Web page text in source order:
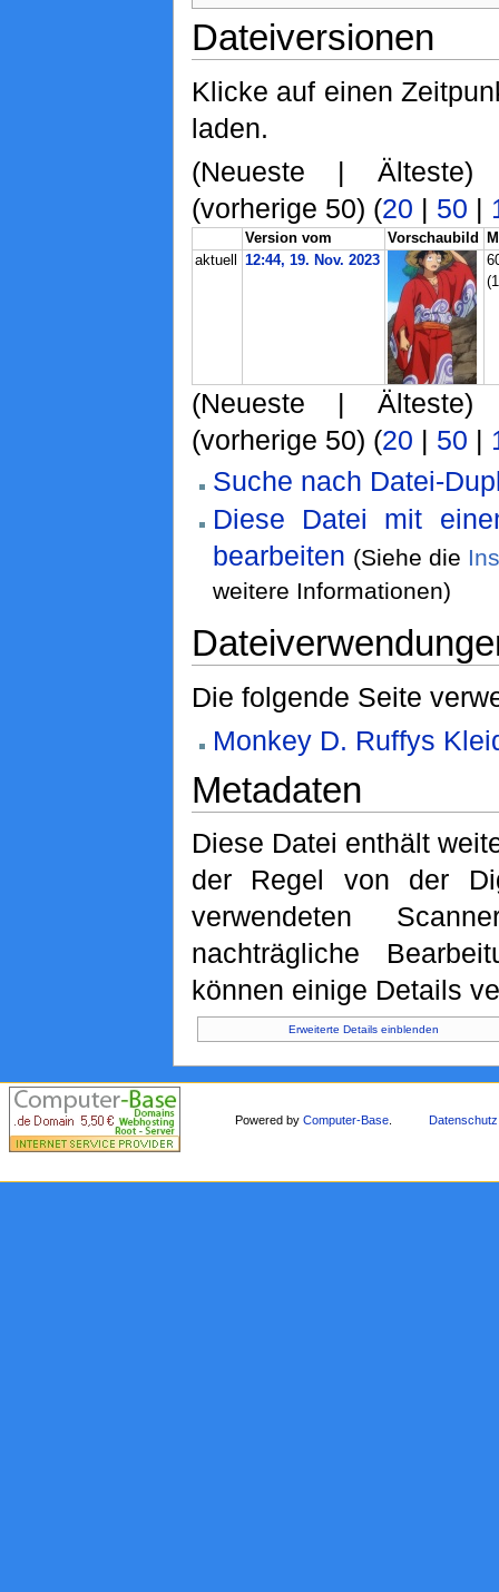
Dateiversionen
Klicke auf einen
laden.
(Neueste | Älteste)
(vorherige 50) (20 | 50 |
Version vom Vorschaubild
aktuell
12:44, 19. Nov. 2023
(Neueste | Älteste)
(vorherige 50) (20 | 50 |
Suche nach Datei-
Diese Datei mit
bearbeiten (Siehe die
weitere Informationen)
Die folgende Seite
Monkey D. Ruffys
Metadaten
Diese Datei enthält
der Regel von der
verwendeten
nachträgliche
können einige Details
Erweiterte Details einblenden
Powered byComputer-Base Datenschutz